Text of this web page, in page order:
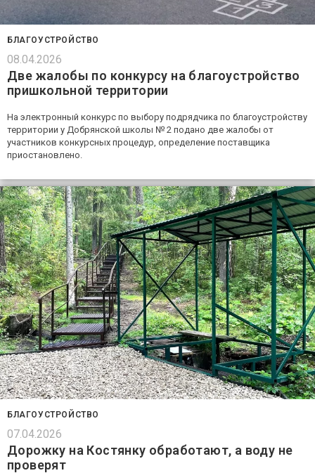
БЛАГОУСТРОЙСТВО
08.04.2026
Две жалобы по конкурсу на благоустройство
пришкольной территории
На электронный конкурс по выбору подрядчика по благоустройству
территории у Добрянской школы № 2 подано две жалобы от
участников конкурсных процедур, определение поставщика
приостановлено.
БЛАГОУСТРОЙСТВО
07.04.2026
Дорожку на Костянку обработают, а воду не
проверят